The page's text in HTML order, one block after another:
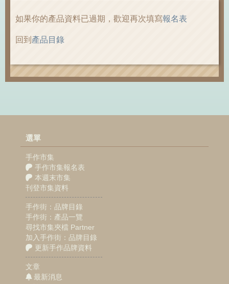
如果你的產品資料已過期，歡迎再次填寫報名表
回到 產品目錄
選單
手作市集
手作市集報名表
本週末市集
刊登市集資料
手作街：品牌目錄
手作街：產品一覽
尋找市集夾檔 Partner
加入手作街：品牌目錄
更新手作品牌資料
文章
最新消息